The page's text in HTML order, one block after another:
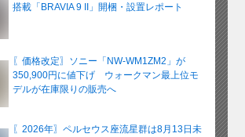
搭載「BRAVIA 9 II」開梱・設置レポート
〖価格改定〗ソニー「NW-WM1ZM2」が
350,900円に値下げ ウォークマン最上位モ
デルが在庫限りの販売へ
〖2026年〗ペルセウス座流星群は8月13日未